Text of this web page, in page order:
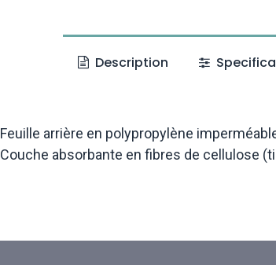
Description
Feuille arrière en polypropylène
Couche absorbante en fibres de cellulose